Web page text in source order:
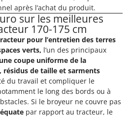
après l’achat du produit.
sur les meilleures
170-175 cm
pour l’entretien des terres
verts, l’un des principaux
coupe uniforme de la
résidus de taille et sarments
du travail et compliquer le
le long des bords ou à
Si le broyeur ne couvre pas
par rapport au tracteur, le